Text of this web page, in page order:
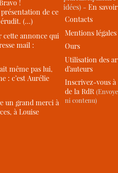
!
de ce
(…)
cette annonce qui
mail :
même pas lui,
: c’est Aurélie
un grand merci à
à Louise
idées) -En
Contacts
Mentions légales
Ours
Utilisation des
d’auteurs
Inscrivez-vous
de la RdR
ni contenu)